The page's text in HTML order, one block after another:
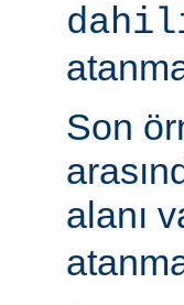
Son
alanı